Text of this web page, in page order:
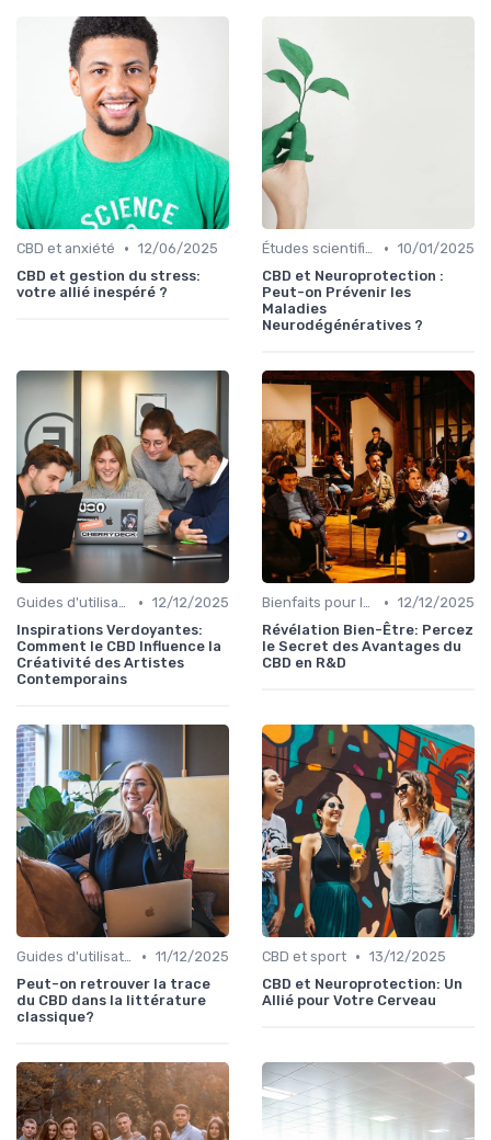
CBD et anxiété • 12/06/2025
CBD et gestion du stress:
votre allié inespéré ?
Études scientifiques • 10/01/2025
CBD et Neuroprotection :
Peut-on Prévenir les
Maladies
Neurodégénératives ?
Guides d'utilisation • 12/12/2025
Inspirations Verdoyantes:
Comment le CBD Influence la
Créativité des Artistes
Contemporains
Bienfaits pour la santé • 12/12/2025
Révélation Bien-Être: Percez
le Secret des Avantages du
CBD en R&D
Guides d'utilisation • 11/12/2025
Peut-on retrouver la trace
du CBD dans la littérature
classique?
CBD et sport • 13/12/2025
CBD et Neuroprotection: Un
Allié pour Votre Cerveau